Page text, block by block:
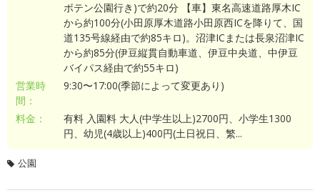
ボテン公園行き)で約20分 【車】東名高速道路厚木IC
から約100分(小田原厚木道路小田原西ICを降りて、国
道135号線経由で約85キロ)。沼津ICまたは長泉沼津IC
から約85分(伊豆縦貫自動車道、伊豆中央道、中伊豆
バイパス経由で約55キロ)
営業時
間：
9:30〜17:00(季節によって変更あり)
料金：
有料 入園料 大人(中学生以上)2700円、小学生1300
円、幼児(4歳以上)400円(土日祝日、繁...
公園